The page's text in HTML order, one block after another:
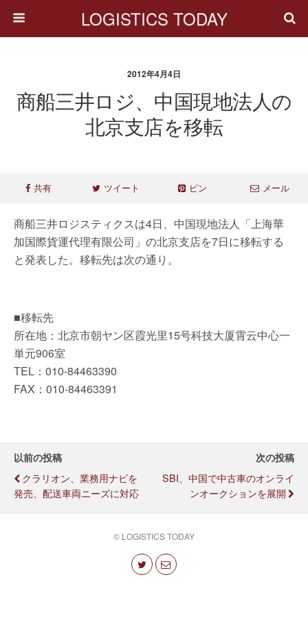
LOGISTICS TODAY
2012年4月4日
商船三井ロジ、中国現地法人の
北京支店を移転
共有 ツイート ピン メール
商船三井ロジスティクスは4日、中国現地法人「上海華
加国際貨運代理有限公司」の北京支店を7日に移転する
と発表した。移転先は次の通り。
■移転先
所在地：北京市朝ヤン区霞光里15号科技大厦霄云中心一
単元906室
TEL：010-84463390
FAX：010-84463391
以前の投稿
クラリオン、業務用ナビを
発売、配送車両ニーズに対応
次の投稿
SBI、中国で中古車のオンライ
ンオークションを展開
© LOGISTICS TODAY